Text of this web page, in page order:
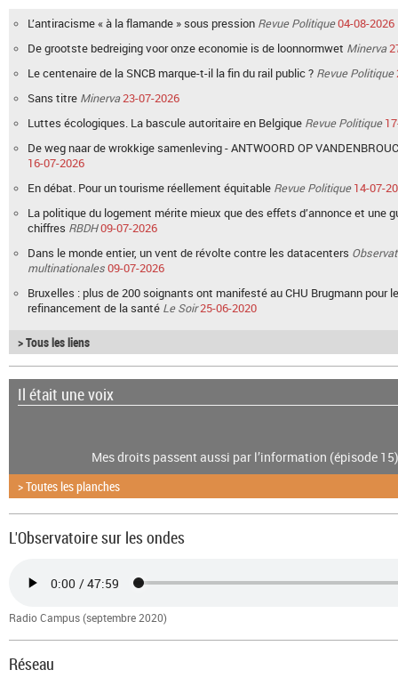
L’antiracisme « à la flamande » sous pression Revue Politique04-08-2026
De grootste bedreiging voor onze economie is de loonnormwet Minerva
Le centenaire de la SNCB marque-t-il la fin du rail public ? Revue Politique
Sans titre Minerva23-07-2026
Luttes écologiques. La bascule autoritaire en Belgique Revue Politique
De weg naar de wrokkige samenleving - ANTWOORD OP
16-07-2026
En débat. Pour un tourisme réellement équitable Revue Politique 14-07-
La politique du logement mérite mieux que des effets d’annonce et une
chiffres RBDH09-07-2026
Dans le monde entier, un vent de révolte contre les datacenters
multinationales09-07-2026
Bruxelles : plus de 200 soignants ont manifesté au CHU Brugmann pour le
refinancement de la santé Le Soir25-06-2020
> Tous les liens
Il était une voix
Mes droits passent aussi par l’information (épisode 15)
> Toutes les planches
L'Observatoire sur les ondes
Radio Campus (septembre 2020)
Réseau